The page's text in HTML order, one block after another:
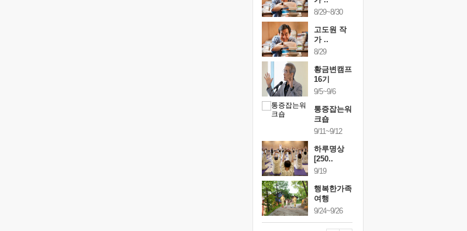
8/29~8/30
고도원 작
가 ..
8/29
황금변캠프
16기
9/5~9/6
통증잡는워
크숍
9/11~9/12
하루명상
[250..
9/19
행복한가족
여행
9/24~9/26